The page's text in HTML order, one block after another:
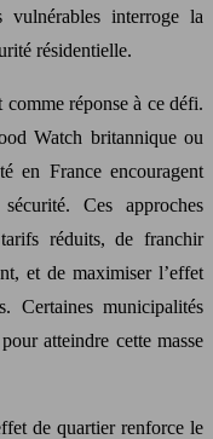
interroge la
résidentielle.
réponse à ce défi.
Watch britannique ou
en France encouragent
Ces approches
réduits, de franchir
et de maximiser l’effet
Certaines municipalités
atteindre cette masse
de quartier renforce le